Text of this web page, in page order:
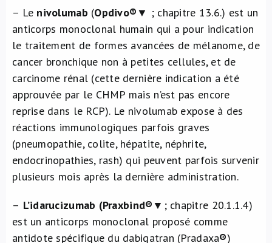
– Le nivolumab (Opdivo®▼ ; chapitre 13.6.) est un
anticorps monoclonal humain qui a pour indication
le traitement de formes avancées de mélanome, de
cancer bronchique non à petites cellules, et de
carcinome rénal (cette dernière indication a été
approuvée par le CHMP mais n’est pas encore
reprise dans le RCP). Le nivolumab expose à des
réactions immunologiques parfois graves
(pneumopathie, colite, hépatite, néphrite,
endocrinopathies, rash) qui peuvent parfois survenir
plusieurs mois après la dernière administration.
– L’idarucizumab (Praxbind®▼; chapitre 20.1.1.4)
est un anticorps monoclonal proposé comme
antidote spécifique du dabigatran (Pradaxa®)